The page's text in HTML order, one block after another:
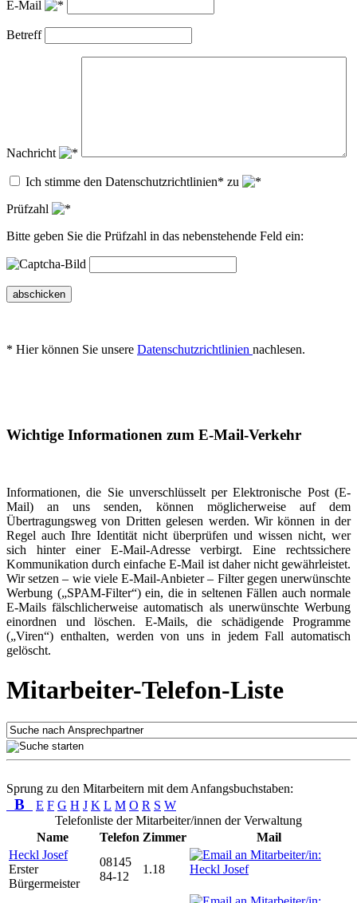
E-Mail
Betreff
Nachricht
Ich stimme den Datenschutzrichtlinien* zu
Prüfzahl
Bitte geben Sie die Prüfzahl in das nebenstehende Feld ein:
abschicken
* Hier können Sie unsere Datenschutzrichtlinien nachlesen.
Wichtige Informationen zum E-Mail-Verkehr
Informationen, die Sie unverschlüsselt per Elektronische Post (E-
Mail) an uns senden, können möglicherweise auf dem
Übertragungsweg von Dritten gelesen werden. Wir können in der
Regel auch Ihre Identität nicht überprüfen und wissen nicht, wer
sich hinter einer E-Mail-Adresse verbirgt. Eine rechtssichere
Kommunikation durch einfache E-Mail ist daher nicht gewährleistet.
Wir setzen – wie viele E-Mail-Anbieter – Filter gegen unerwünschte
Werbung („SPAM-Filter“) ein, die in seltenen Fällen auch normale
E-Mails fälschlicherweise automatisch als unerwünschte Werbung
einordnen und löschen. E-Mails, die schädigende Programme
(„Viren“) enthalten, werden von uns in jedem Fall automatisch
gelöscht.
Mitarbeiter-Telefon-Liste
Sprung zu den Mitarbeitern mit dem Anfangsbuchstaben:
B E F G H J K L M O R S W
Telefonliste der Mitarbeiter/innen der Verwaltung
Name
Telefon Zimmer
Mail
Heckl Josef
Erster
Bürgermeister
08145
84-12
1.18